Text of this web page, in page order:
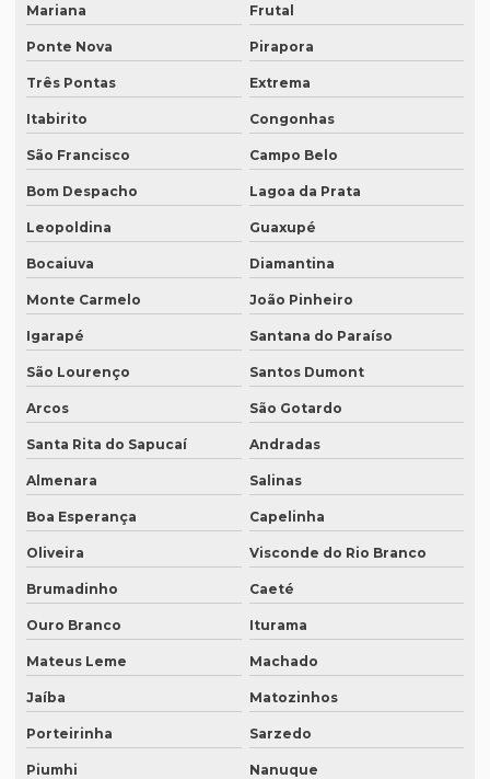
Empresa de tradução simultanea sp
Empresa de tradução simultânea para teams
Empresa de tradução simultânea para teams em campinas
Empresa de tradução simultânea para teams em recife
Empresa de tradução simultânea para zoom
Empresa de tradução simultânea para zoom em curitiba
Empresa tradução site
Empresa de tradução de sites em inglês
Empresa de tradução sp
Empresa de tradução técnica
Empresa de tradução técnica em inglês
Empresa de tradução de textos
Empresa tradutora juramentada
Empresa tradutora juramentada em brasília
Empresa tradutora juramentada em recife
Empresa de tradutores juramentados
Empresa de tradutores juramentados em fortaleza
Empresa de transcrição de audio
Mariana Frutal
Ponte Nova Pirapora
Três Pontas Extrema
Itabirito Congonhas
São Francisco Campo Belo
Bom Despacho Lagoa da Prata
Leopoldina Guaxupé
Bocaiuva Diamantina
Monte Carmelo João Pinheiro
Igarapé Santana do Paraíso
São Lourenço Santos Dumont
Arcos São Gotardo
Santa Rita do Sapucaí Andradas
Almenara Salinas
Boa Esperança Capelinha
Oliveira Visconde do Rio Branco
Brumadinho Caeté
Ouro Branco Iturama
Mateus Leme Machado
Jaíba Matozinhos
Porteirinha Sarzedo
Piumhi Nanuque